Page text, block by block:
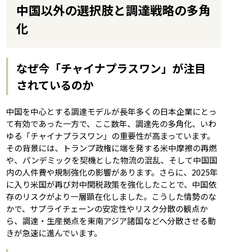
中国以外の選択肢と調達戦略の多角
化
なぜ今「チャイナプラスワン」が注目
されているのか
中国を中心とする調達モデルが長年多くの日本企業にとっ
て有効であった一方で、ここ数年、調達先の多角化、いわ
ゆる「チャイナプラスワン」の重要性が高まっています。
その背景には、トランプ政権に端を発する米中摩擦の再燃
や、パンデミックを契機とした物流の混乱、そして中国国
内の人件費や規制強化の影響があります。さらに、2025年
に入り米国が再び対中関税政策を強化したことで、中国依
存のリスクがより一層顕在化しました。こうした情勢のな
かで、サプライチェーンの安定性やリスク分散の観点か
ら、調達・生産拠点を東南アジア諸国などへ分散させる動
きが急速に進んでいます。